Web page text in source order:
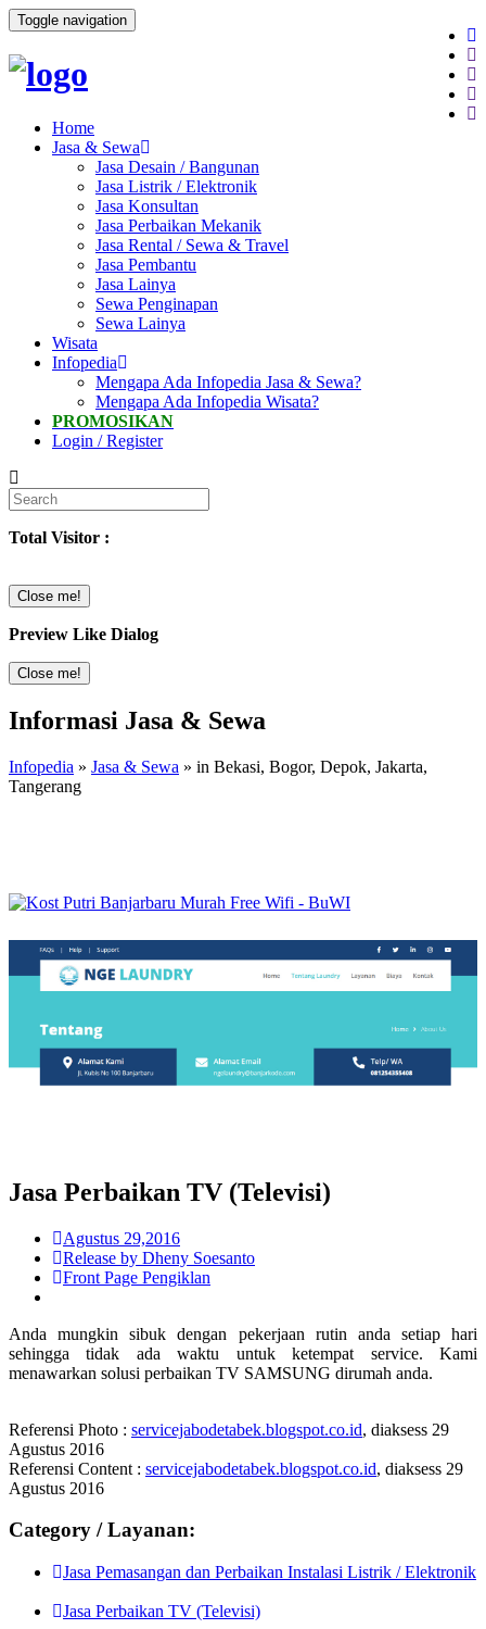
Toggle navigation
Home
Jasa & Sewa
Jasa Desain / Bangunan
Jasa Listrik / Elektronik
Jasa Konsultan
Jasa Perbaikan Mekanik
Jasa Rental / Sewa & Travel
Jasa Pembantu
Jasa Lainya
Sewa Penginapan
Sewa Lainya
Wisata
Infopedia
Mengapa Ada Infopedia Jasa & Sewa?
Mengapa Ada Infopedia Wisata?
PROMOSIKAN
Login / Register
Total Visitor :
Close me!
Preview Like Dialog
Close me!
Informasi Jasa & Sewa
Infopedia » Jasa & Sewa » in Bekasi, Bogor, Depok, Jakarta,
Tangerang
Jasa Perbaikan TV (Televisi)
Agustus 29,2016
Release by Dheny Soesanto
Front Page Pengiklan
Anda mungkin sibuk dengan pekerjaan rutin anda setiap hari
sehingga tidak ada waktu untuk ketempat service. Kami
menawarkan solusi perbaikan TV SAMSUNG dirumah anda.
Referensi Photo : servicejabodetabek.blogspot.co.id, diaksess 29
Agustus 2016
Referensi Content : servicejabodetabek.blogspot.co.id, diaksess 29
Agustus 2016
Category / Layanan:
Jasa Pemasangan dan Perbaikan Instalasi Listrik / Elektronik
Jasa Perbaikan TV (Televisi)